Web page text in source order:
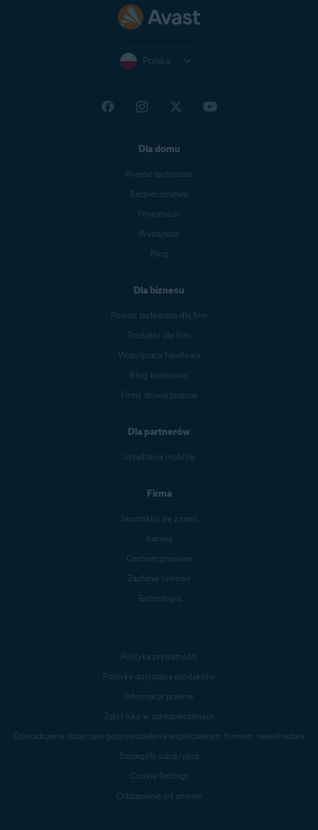
Polska
Dla domu
Pomoc techniczna
Bezpieczeństwo
Prywatność
Wydajność
Blog
Dla biznesu
Pomoc techniczna dla firm
Produkty dla firm
Współpraca handlowa
Blog biznesowy
Firmy stowarzyszone
Dla partnerów
Urządzenia mobilne
Firma
Skontaktuj się z nami
Kariera
Centrum prasowe
Zaufanie cyfrowe
Technologia
Polityka prywatności
Polityka dotycząca produktów
Informacje prawne
Zgłoś lukę w zabezpieczeniach
Oświadczenie dotyczące przeciwdziałania współczesnym formom niewolnictwa
Szczegóły subskrypcji
Cookie Settings
Odstąpienie od umowy